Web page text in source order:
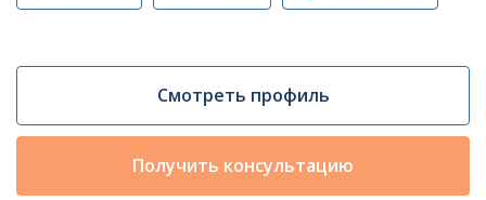
Смотреть профиль
Получить консультацию